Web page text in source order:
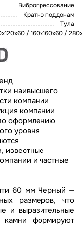
Вибропрессование
Кратно поддонам
Тула
/ 160х160х60 /
наивысшего
компании
компании
оформлению
уровня
известные
и частные
60 мм Черный —
размеров, что
и выразительные
камни формируют